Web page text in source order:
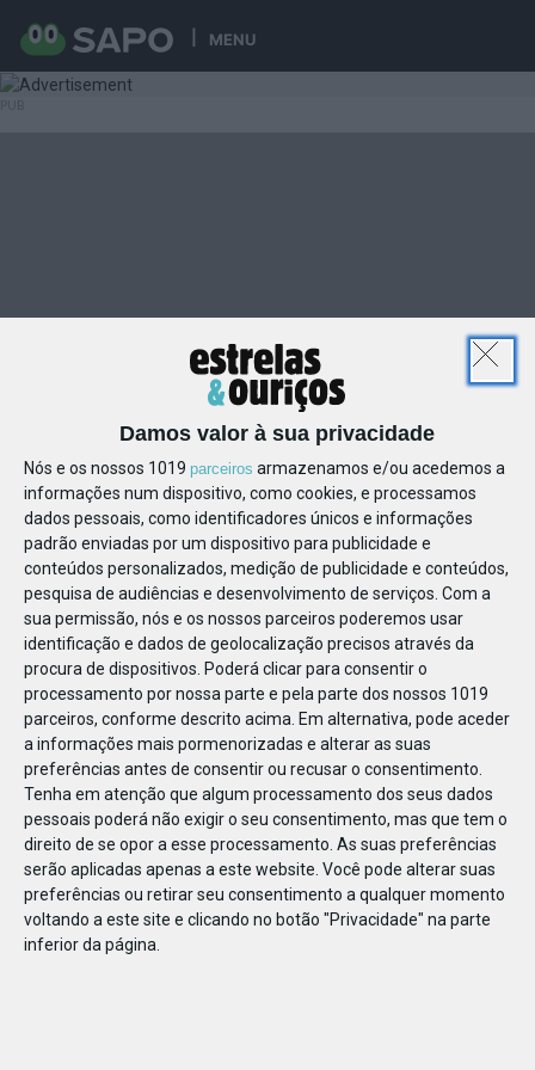
Damos valor à sua privacidade
Nós e os nossos 1019 parceiros armazenamos e/ou acedemos a
informações num dispositivo, como cookies, e processamos
dados pessoais, como identificadores únicos e informações
padrão enviadas por um dispositivo para publicidade e
conteúdos personalizados, medição de publicidade e conteúdos,
pesquisa de audiências e desenvolvimento de serviços. Com a
sua permissão, nós e os nossos parceiros poderemos usar
identificação e dados de geolocalização precisos através da
procura de dispositivos. Poderá clicar para consentir o
processamento por nossa parte e pela parte dos nossos 1019
parceiros, conforme descrito acima. Em alternativa, pode aceder
a informações mais pormenorizadas e alterar as suas
preferências antes de consentir ou recusar o consentimento.
Tenha em atenção que algum processamento dos seus dados
pessoais poderá não exigir o seu consentimento, mas que tem o
direito de se opor a esse processamento. As suas preferências
serão aplicadas apenas a este website. Você pode alterar suas
preferências ou retirar seu consentimento a qualquer momento
voltando a este site e clicando no botão "Privacidade" na parte
inferior da página.
MENU
4977797879956